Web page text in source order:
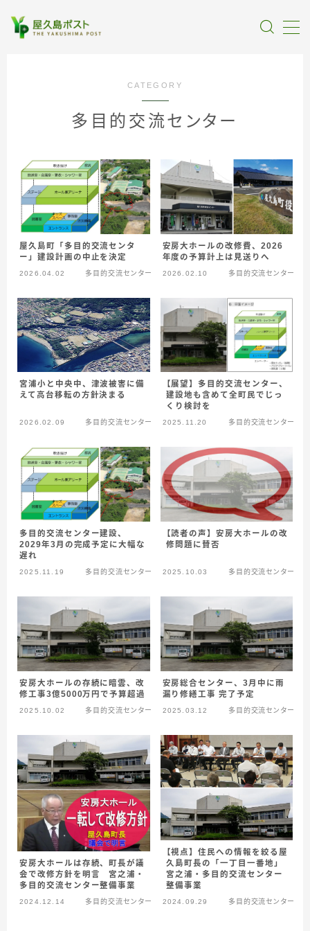
受賞・報道
情報提供
CATEGORY
多目的交流センター
屋久島町「多目的交流センタ
ー」建設計画の中止を決定
2026.04.02 多目的交流センター
安房大ホールの改修費、2026
年度の予算計上は見送りへ
2026.02.10 多目的交流センター
宮浦小と中央中、津波被害に備
えて高台移転の方針決まる
2026.02.09 多目的交流センター
【展望】多目的交流センター、
建設地も含めて全町民でじっ
くり検討を
2025.11.20 多目的交流センター
多目的交流センター建設、
2029年3月の完成予定に大幅な
遅れ
2025.11.19 多目的交流センター
【読者の声】安房大ホールの改
修問題に賛否
2025.10.03 多目的交流センター
安房大ホールの存続に暗雲、改
修工事3億5000万円で予算超過
2025.10.02 多目的交流センター
安房総合センター、3月中に雨
漏り修繕工事 完了予定
2025.03.12 多目的交流センター
安房大ホールは存続、町長が議
会で改修方針を明言 宮之浦・
多目的交流センター整備事業
2024.12.14 多目的交流センター
【視点】住民への情報を絞る屋
久島町長の「一丁目一番地」
宮之浦・多目的交流センター
整備事業
2024.09.29 多目的交流センター